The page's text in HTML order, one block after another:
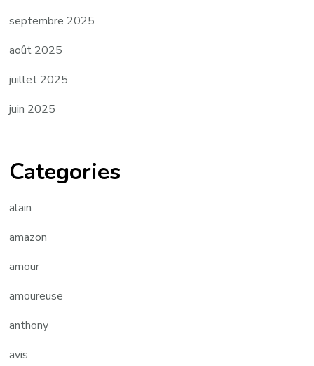
septembre 2025
août 2025
juillet 2025
juin 2025
Categories
alain
amazon
amour
amoureuse
anthony
avis